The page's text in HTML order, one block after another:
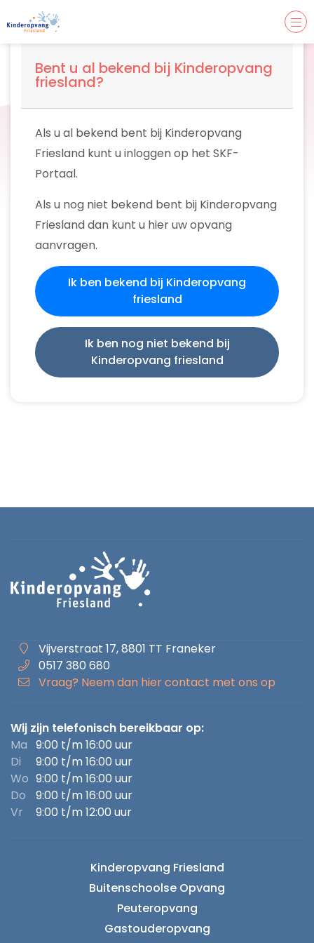
Bent u al bekend bij Kinderopvang
friesland?
Als u al bekend bent bij Kinderopvang
Friesland kunt u inloggen op het SKF-
Portaal.
Als u nog niet bekend bent bij Kinderopvang
Friesland dan kunt u hier uw opvang
aanvragen.
Ik ben bekend bij Kinderopvang
friesland
Ik ben nog niet bekend bij
Kinderopvang friesland
Vijverstraat 17, 8801 TT Franeker
0517 380 680
Vraag? Neem dan hier contact met ons op
Wij zijn telefonisch bereikbaar op:
Ma 9:00 t/m 16:00 uur
Di
9:00 t/m 16:00 uur
Wo 9:00 t/m 16:00 uur
Do
9:00 t/m 16:00 uur
Vr
9:00 t/m 12:00 uur
Kinderopvang Friesland
Buitenschoolse Opvang
Peuteropvang
Gastouderopvang